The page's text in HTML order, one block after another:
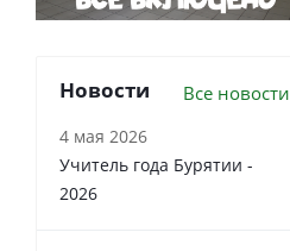
Новости Все новости
4 мая 2026
Учитель года Бурятии -
2026